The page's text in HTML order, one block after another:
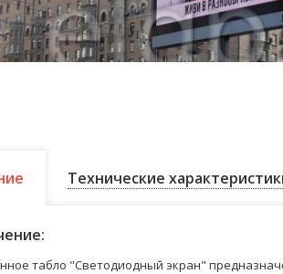
Технические
табло "Светодиодный экран"